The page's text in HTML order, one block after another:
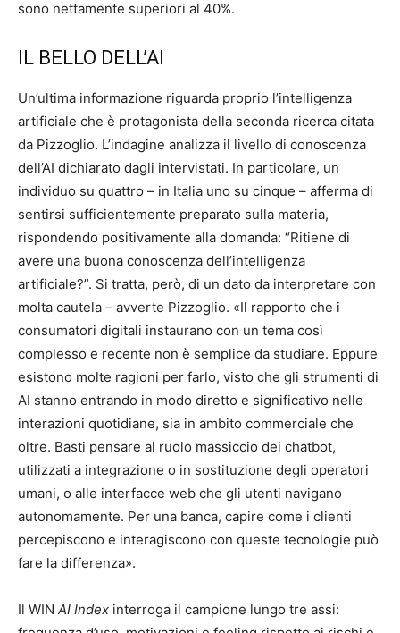
sono nettamente superiori al 40%.
IL BELLO DELL’AI
Un’ultima informazione riguarda proprio l’intelligenza
artificiale che è protagonista della seconda ricerca citata
da Pizzoglio. L’indagine analizza il livello di conoscenza
dell’AI dichiarato dagli intervistati. In particolare, un
individuo su quattro – in Italia uno su cinque – afferma di
sentirsi sufficientemente preparato sulla materia,
rispondendo positivamente alla domanda: “Ritiene di
avere una buona conoscenza dell’intelligenza
artificiale?”. Si tratta, però, di un dato da interpretare con
molta cautela – avverte Pizzoglio. «Il rapporto che i
consumatori digitali instaurano con un tema così
complesso e recente non è semplice da studiare. Eppure
esistono molte ragioni per farlo, visto che gli strumenti di
AI stanno entrando in modo diretto e significativo nelle
interazioni quotidiane, sia in ambito commerciale che
oltre. Basti pensare al ruolo massiccio dei chatbot,
utilizzati a integrazione o in sostituzione degli operatori
umani, o alle interfacce web che gli utenti navigano
autonomamente. Per una banca, capire come i clienti
percepiscono e interagiscono con queste tecnologie può
fare la differenza».
Il WIN AI Index interroga il campione lungo tre assi: